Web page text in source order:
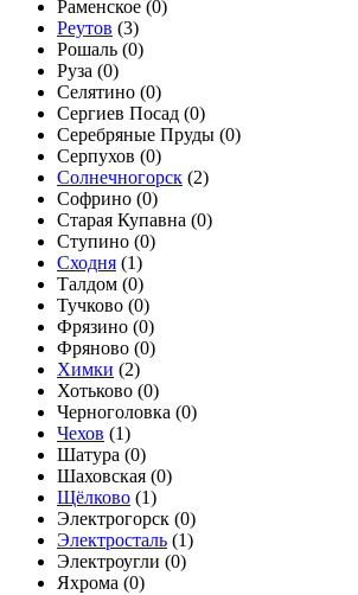
Раменское (0)
Реутов (3)
Рошаль (0)
Руза (0)
Селятино (0)
Сергиев Посад (0)
Серебряные Пруды (0)
Серпухов (0)
Солнечногорск (2)
Софрино (0)
Старая Купавна (0)
Ступино (0)
Сходня (1)
Талдом (0)
Тучково (0)
Фрязино (0)
Фряново (0)
Химки (2)
Хотьково (0)
Черноголовка (0)
Чехов (1)
Шатура (0)
Шаховская (0)
Щёлково (1)
Электрогорск (0)
Электросталь (1)
Электроугли (0)
Яхрома (0)